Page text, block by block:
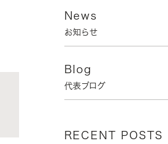
News
お知らせ
Blog
代表ブログ
RECENT POSTS